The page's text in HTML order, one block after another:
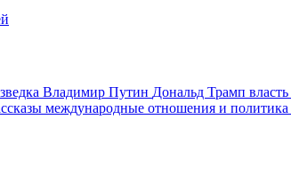
Владимир Путин Дональд Трамп власть
международные отношения и политика